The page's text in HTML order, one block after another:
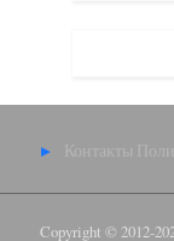
Контакты
Copyright © 2012-